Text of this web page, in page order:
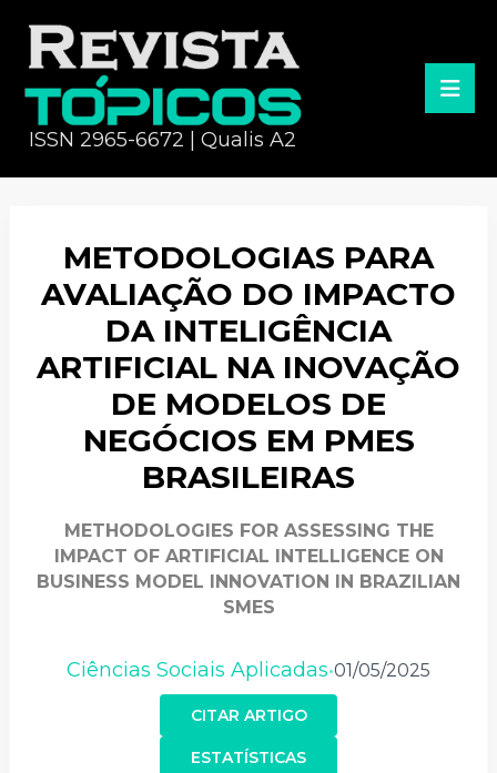
ISSN 2965-6672 | Qualis A2
METODOLOGIAS PARA
AVALIAÇÃO DO IMPACTO
DA INTELIGÊNCIA
ARTIFICIAL NA INOVAÇÃO
DE MODELOS DE
NEGÓCIOS EM PMES
BRASILEIRAS
METHODOLOGIES FOR ASSESSING THE
IMPACT OF ARTIFICIAL INTELLIGENCE ON
BUSINESS MODEL INNOVATION IN BRAZILIAN
SMES
Ciências Sociais Aplicadas•01/05/2025
CITAR ARTIGO
ESTATÍSTICAS